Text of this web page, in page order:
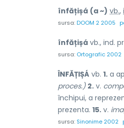
înfățișá (a ~) vb.,
sursa:DOOM 2 2005
înfățișá vb., ind.
sursa: Ortografic 2002
ÎNFĂȚIȘÁ vb. 1. a
proces.) 2. v.
închipui, a
prezenta. 15. v.
sursa: Sinonime 2002